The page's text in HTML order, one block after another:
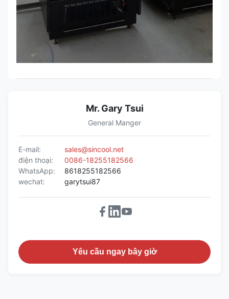
Mr. Gary Tsui
General Manger
E-mail:
sales@sincool.net
điện thoại:
0086-18255182566
WhatsApp:
8618255182566
wechat:
garytsui87
Yêu cầu ngay bây giờ